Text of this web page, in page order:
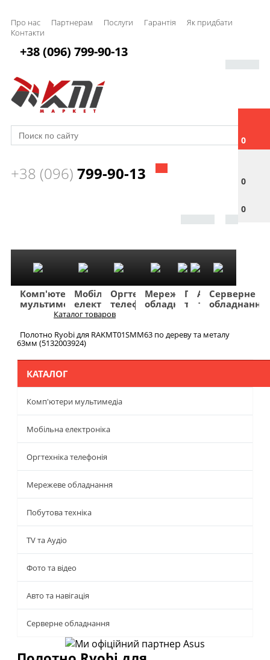
Про нас Партнерам Послуги Гарантія
Як придбати
Контакти
0
0
0
+38 (096) 799-90-13
+38 (096) 799-90-13
Комп'ютери
мультимедіа
Мобільна
електроніка
Оргтехніка
телефонія
Мережеве
обладнання
Побутова
техніка
TV
та
Фото
та
Авто
та
Серверне
обладнання
Каталог товаров
Полотно Ryobi для RAKMT01SMM63 по дереву та металу
63мм (5132003924)
КАТАЛОГ
Комп'ютери мультимедіа
Мобільна електроніка
Оргтехніка телефонія
Мережеве обладнання
Побутова техніка
TV та Аудіо
Фото та відео
Авто та навігація
Серверне обладнання